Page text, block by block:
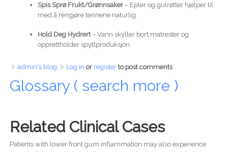
Spis Sprø Frukt/Grønnsaker– Epler og gulrøtter hjelper til
med å rengjøre tennene naturlig.
Hold Deg Hydrert– Vann skyller bort matrester og
opprettholder spyttproduksjon.
admin's blog Log in or registerto post comments
Glossary ( search more )
Related Clinical Cases
Patients with lower front gum inflammation may also experience